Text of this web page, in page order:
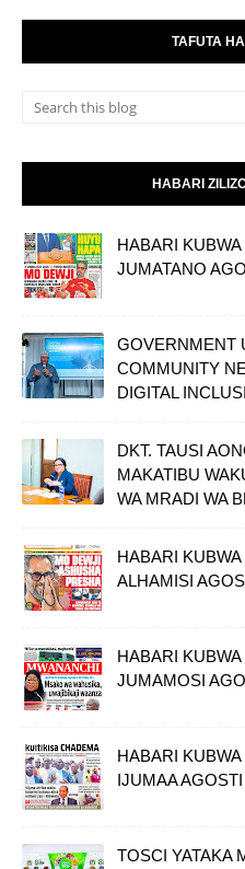
TAFUTA
HABARI
HABARI
JUMATANO
GOVERNMENT
COMMUNITY
DIGITAL
DKT. TAUSI
MAKATIBU
WA MRADI WA
HABARI
ALHAMISI
HABARI
JUMAMOSI
HABARI
IJUMAA
TOSCI YATAKA